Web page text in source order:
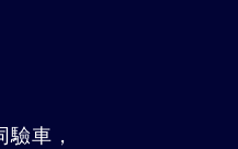
車，